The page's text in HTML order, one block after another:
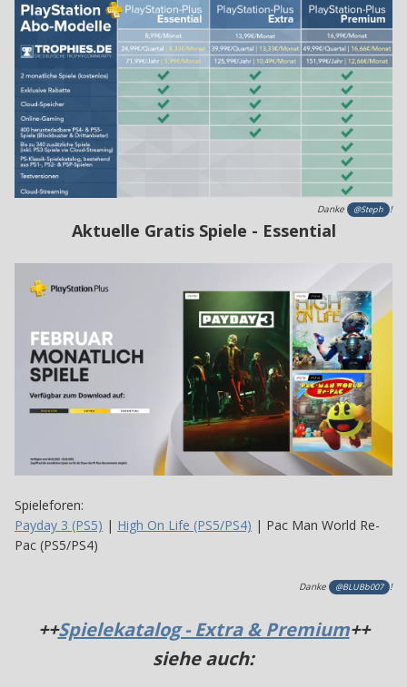
Danke @Steph !
Aktuelle Gratis Spiele - Essential
Spieleforen:
Payday 3 (PS5) | High On Life (PS5/PS4) | Pac Man World Re-
Pac (PS5/PS4)
Danke @BLUBb007 !
++Spielekatalog - Extra & Premium++
siehe auch: